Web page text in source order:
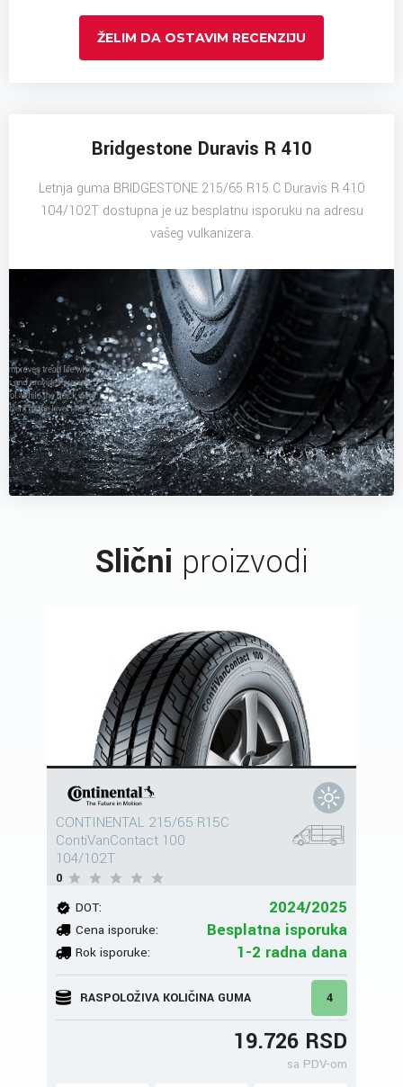
ŽELIM DA OSTAVIM RECENZIJU
Bridgestone Duravis R 410
Letnja guma BRIDGESTONE 215/65 R15 C Duravis R 410
104/102T dostupna je uz besplatnu isporuku na adresu
vašeg vulkanizera.
Slični proizvodi
CONTINENTAL 215/65 R15C
ContiVanContact 100
104/102T
0
DOT: 2024/2025
Cena isporuke: Besplatna isporuka
Rok isporuke: 1-2 radna dana
RASPOLOŽIVA KOLIČINA GUMA 4
19.726 RSD
sa PDV-om